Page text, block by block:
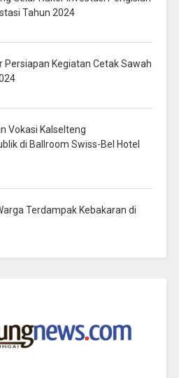
Tahun 2024
Persiapan Kegiatan Cetak Sawah
Vokasi Kalselteng
di Ballroom Swiss-Bel Hotel
Terdampak Kebakaran di